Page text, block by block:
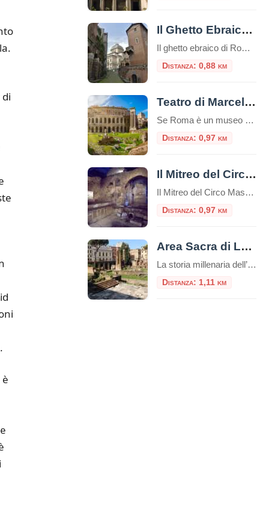
Il Ghetto Ebraico di Roma
Il ghetto ebraico di Roma è un piccolo quartiere delimitato dal Tevere da una parte e da Piazza Venezia dall’altra, è una zona ricca di storia e cultura e offre diverse attrazioni e luoghi da visitare e numerosi ristorantini tipici.Questo ghetto è stato uno dei primi ghetti istituiti in Europa e ha avuto un impatto […]
Distanza: 0,88 km
Teatro di Marcello e Portico di Ottavia
Se Roma è un museo a cielo aperto, l’area che comprende il Teatro di Marcello e il Portico di Ottavia ne è senza dubbio il padiglione più incredibile. Situati nel cuore del Rione Sant’Angelo, a due passi dal Ghetto Ebraico, questi due monumenti non sono semplici rovine: sono la dimostrazione vivente di come la Città […]
Distanza: 0,97 km
Il Mitreo del Circo Massimo
Il Mitreo del Circo Massimo è un sito archeologico situato a Roma, nei pressi del Circo Massimo, che rappresenta un antico santuario dedicato al culto di Mitra.Questo sito è una delle testimonianze più significative dell’antica religione del Mitraismo, una misteriosa religione orientale che si diffuse ampiamente nell’Impero Romano tra il I e il IV secolo […]
Distanza: 0,97 km
Area Sacra di Largo Argentina
La storia millenaria dell’Area Sacra di Largo Argentina, dal 20 giugno, si offre al pubblico con un nuovo percorso che per la prima volta consente di accedere al sito e visitarlo in modo sistematico, leggendone le fasi di vita dall’età repubblicana attraverso l’epoca imperiale e medievale, fino alla riscoperta avvenuta nel secolo scorso con le demolizioni […]
Distanza: 1,11 km